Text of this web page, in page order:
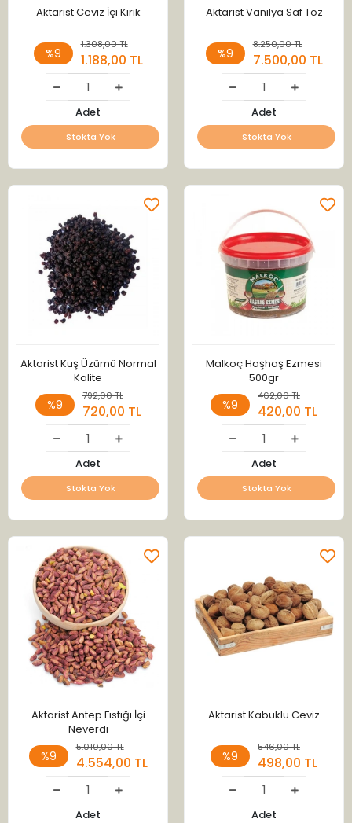
Aktarist Ceviz İçi Kırık
%9
1.308,00 TL
1.188,00 TL
Adet
Stokta Yok
Aktarist Vanilya Saf Toz
%9
8.250,00 TL
7.500,00 TL
Adet
Stokta Yok
Aktarist Kuş Üzümü Normal
Kalite
%9
792,00 TL
720,00 TL
Adet
Stokta Yok
Malkoç Haşhaş Ezmesi
500gr
%9
462,00 TL
420,00 TL
Adet
Stokta Yok
Aktarist Antep Fıstığı İçi
Neverdi
%9
5.010,00 TL
4.554,00 TL
Adet
Aktarist Kabuklu Ceviz
%9
546,00 TL
498,00 TL
Adet